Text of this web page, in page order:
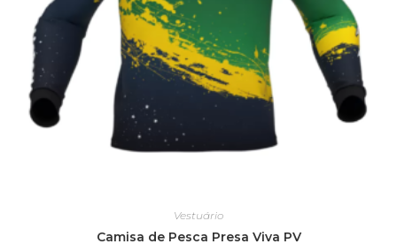
Vestuário
Camisa de Pesca Presa Viva PV